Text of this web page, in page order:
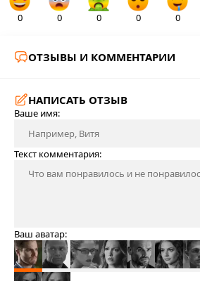
0 0 0 0 0
ОТЗЫВЫ И КОММЕНТАРИИ
НАПИСАТЬ ОТЗЫВ
Ваше имя:
Текст комментария:
Ваш аватар: